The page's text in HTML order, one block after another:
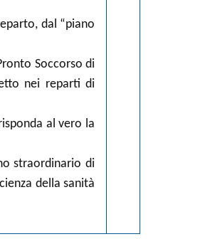
dal “piano
Soccorso di
nei reparti di
al vero la
straordinario di
della sanità